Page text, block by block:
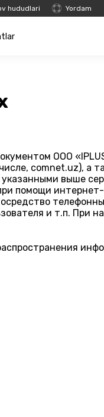
hududlari Yordam
OOO
comnet.uz), а
выше
помощи
и т.п. При